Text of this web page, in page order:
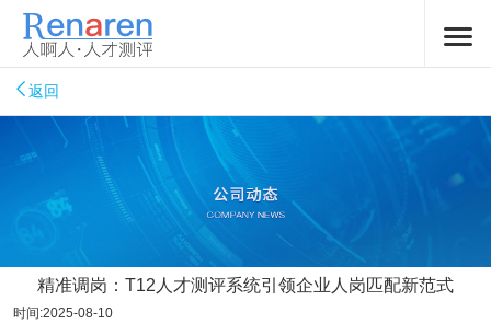
返回
精准调岗：T12人才测评系统引领企业人岗匹配新范式
时间:2025-08-10